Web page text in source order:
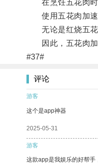
在烹饪五花肉时
使用五花肉加速
无论是红烧五花
因此，五花肉加
#37#
评论
游客
这个是app神器
2025-05-31
游客
这款app是我娱乐的好帮手